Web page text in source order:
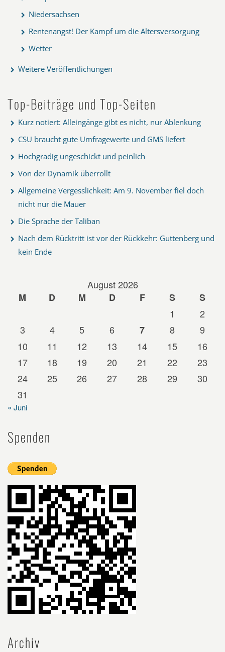
Niedersachsen
Rentenangst! Der Kampf um die Altersversorgung
Wetter
Weitere Veröffentlichungen
Top-Beiträge und Top-Seiten
Kurz notiert: Alleingänge gibt es nicht, nur Ablenkung
CSU braucht gute Umfragewerte und GMS liefert
Hochgradig ungeschickt und peinlich
Von der Dynamik überrollt
Allgemeine Vergesslichkeit: Am 9. November fiel doch
nicht nur die Mauer
Die Sprache der Taliban
Nach dem Rücktritt ist vor der Rückkehr: Guttenberg und
kein Ende
August 2026
M
D M D F S
S
1
2
3
4 5 6 7 8
9
10
11 12 13 14 15
16
17
18 19 20 21 22
23
24
25 26 27 28 29
30
31
« Juni
Spenden
Archiv